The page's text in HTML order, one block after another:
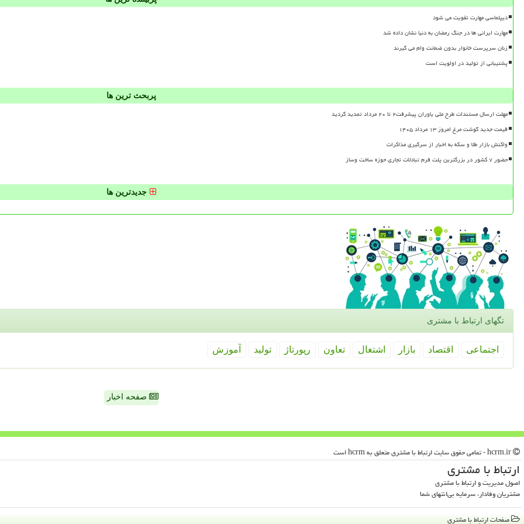
دیپلماسی مهارت تقویت می شود
مهارت ایرانی ها در جنگ رمضان به دنیا نشان داده شد
زنان سرپرست خانوار بدون ضمانت وام می گیرند
پشتیبانی از تولید در اولویت است
پربحث ترین ها
مهلت ارسال مستندات طرح ملی یاوران پیشرفت۲ تا ۲۰ مرداد تمدید گردید
قیمت جدید گوشت مرغ امروز ۱۳ مرداد ۱۴۰۵
واکنش بازار طلا و سکه به اخبار از سرگیری مذاکرات
حضور ۷ کشور در بزرگترین پلت فرم تبادلات تجاری حوزه ساخت وساز
جدیدترین ها
تگهای ارتباط با مشتری
اجتماعی اقتصاد بازار اشتغال تعاون رپورتاژ تولید آموزش
صفحه اخبار
ارتباط با مشتری
اصول مدیریت و ارتباط با مشتری
مشتریان وفادار، سرمایه بی‌انتهای شما
صفحات ارتباط با مشتری